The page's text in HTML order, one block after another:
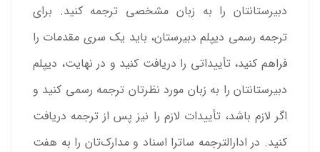
دبیرستانتان را به زبان مشخصی ترجمه کنید. برای
ترجمه رسمی دیپلم دبیرستان، باید یک سری مقدمات را
فراهم کنید، تأییداتی را دریافت کنید و در نهایت، دیپلم
دبیرستانتان را به زبان مورد نظرتان ترجمه رسمی کنید و
اگر لازم باشد، تأییدات لازم را نیز پس از ترجمه دریافت
کنید. در ادارالترجمه ساترا اسناد و مدارک‌تان را به هفت